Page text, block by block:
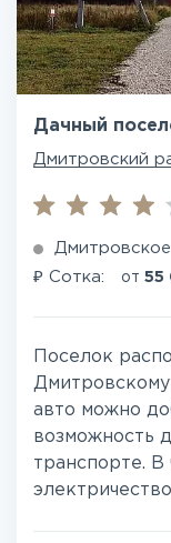
Дачный
Дмитровский
₽ Сотка: от 55
Поселок
авто можно
возможность
транспорте. В